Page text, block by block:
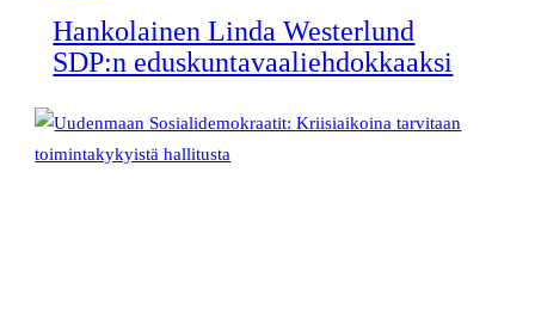
Hankolainen Linda Westerlund
SDP:n eduskuntavaaliehdokkaaksi